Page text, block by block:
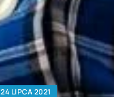
24 LIPCA 2021